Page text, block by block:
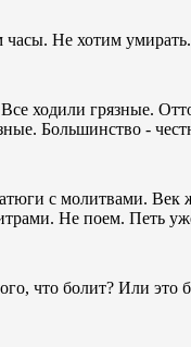
Не хотим
ходили грязные.
Большинство -
с молитвами. Век
Не поем. Петь
что болит? Или это